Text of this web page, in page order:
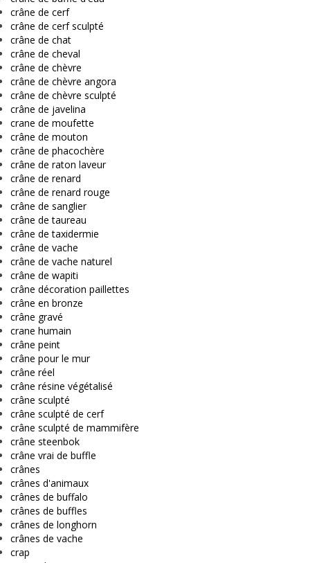
crâne de cerf
crâne de cerf sculpté
crâne de chat
crâne de cheval
crâne de chèvre
crâne de chèvre angora
crâne de chèvre sculpté
crâne de javelina
crane de moufette
crâne de mouton
crâne de phacochère
crâne de raton laveur
crâne de renard
crâne de renard rouge
crâne de sanglier
crâne de taureau
crâne de taxidermie
crâne de vache
crâne de vache naturel
crâne de wapiti
crâne décoration paillettes
crâne en bronze
crâne gravé
crane humain
crâne peint
crâne pour le mur
crâne réel
crâne résine végétalisé
crâne sculpté
crâne sculpté de cerf
crâne sculpté de mammifère
crâne steenbok
crâne vrai de buffle
crânes
crânes d'animaux
crânes de buffalo
crânes de buffles
crânes de longhorn
crânes de vache
crap